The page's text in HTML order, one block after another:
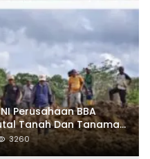
Perusahaan BBA
Tanah Dan Tanaman
Unpatti Minta Pangdam
3260